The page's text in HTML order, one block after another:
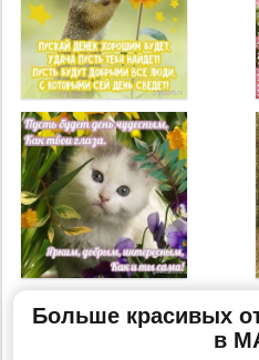
Больше красивых
в